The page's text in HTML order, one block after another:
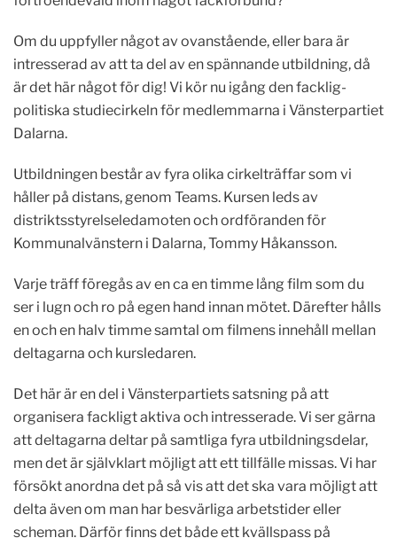
Om du uppfyller något av ovanstående, eller bara är
intresserad av att ta del av en spännande utbildning, då
är det här något för dig! Vi kör nu igång den facklig-
politiska studiecirkeln för medlemmarna i Vänsterpartiet
Dalarna.
Utbildningen består av fyra olika cirkelträffar som vi
håller på distans, genom Teams. Kursen leds av
distriktsstyrelseledamoten och ordföranden för
Kommunalvänstern i Dalarna, Tommy Håkansson.
Varje träff föregås av en ca en timme lång film som du
ser i lugn och ro på egen hand innan mötet. Därefter hålls
en och en halv timme samtal om filmens innehåll mellan
deltagarna och kursledaren.
Det här är en del i Vänsterpartiets satsning på att
organisera fackligt aktiva och intresserade. Vi ser gärna
att deltagarna deltar på samtliga fyra utbildningsdelar,
men det är självklart möjligt att ett tillfälle missas. Vi har
försökt anordna det på så vis att det ska vara möjligt att
delta även om man har besvärliga arbetstider eller
scheman. Därför finns det både ett kvällspass på